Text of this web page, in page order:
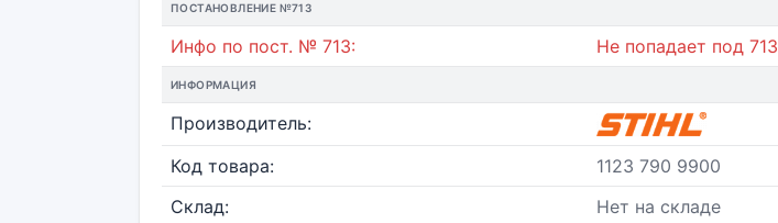
ПОСТАНОВЛЕНИЕ №713
Инфо по пост. № 713: Не попадает под 713
ИНФОРМАЦИЯ
Производитель:
Код товара:
1123 790 9900
Склад:
Нет на складе